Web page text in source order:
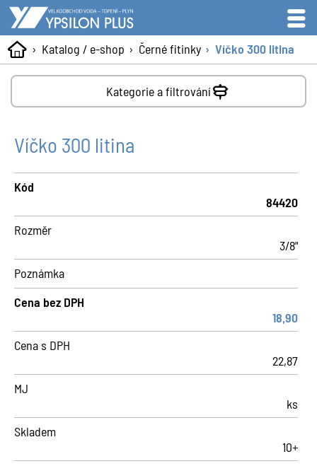
Katalog / e-shop Černé fitinky Víčko 300 litina
Kategorie a filtrování
Víčko 300 litina
Kód
84420
Rozměr
3/8"
Poznámka
Cena bez DPH
18,90
Cena s DPH
22,87
MJ
ks
Skladem
10+